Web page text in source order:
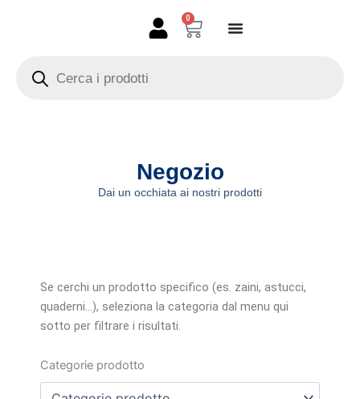
0
Carrello
search
Negozio
Dai un occhiata ai nostri prodotti
Se cerchi un prodotto specifico (es. zaini, astucci,
quaderni…), seleziona la categoria dal menu qui
sotto per filtrare i risultati.
Categorie prodotto